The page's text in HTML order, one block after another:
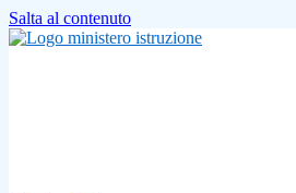
Salta al contenuto